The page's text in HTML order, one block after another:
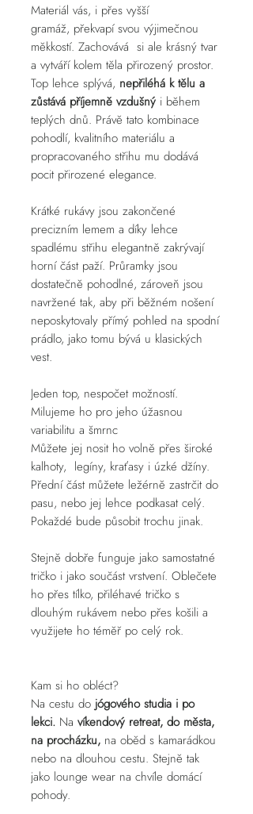
Materiál vás, i přes vyšší
gramáž, překvapí svou výjimečnou
měkkostí. Zachovává si ale krásný tvar
a vytváří kolem těla přirozený prostor.
Top lehce splývá, nepřiléhá k tělu a
zůstává příjemně vzdušný i během
teplých dnů. Právě tato kombinace
pohodlí, kvalitního materiálu a
propracovaného střihu mu dodává
pocit přirozené elegance.
Krátké rukávy jsou zakončené
precizním lemem a díky lehce
spadlému střihu elegantně zakrývají
horní část paží. Průramky jsou
dostatečně pohodlné, zároveň jsou
navržené tak, aby při běžném nošení
neposkytovaly přímý pohled na spodní
prádlo, jako tomu bývá u klasických
vest.
Jeden top, nespočet možností.
Milujeme ho pro jeho úžasnou
variabilitu a šmrnc
Můžete jej nosit ho volně přes široké
kalhoty, legíny, kraťasy i úzké džíny.
Přední část můžete ležérně zastrčit do
pasu, nebo jej lehce podkasat celý.
Pokaždé bude působit trochu jinak.
Stejně dobře funguje jako samostatné
tričko i jako součást vrstvení. Oblečete
ho přes tílko, přiléhavé tričko s
dlouhým rukávem nebo přes košili a
využijete ho téměř po celý rok.
Kam si ho obléct?
Na cestu do jógového studia i po
lekci. Na víkendový retreat, do města,
na procházku, na oběd s kamarádkou
nebo na dlouhou cestu. Stejně tak
jako lounge wear na chvíle domácí
pohody.